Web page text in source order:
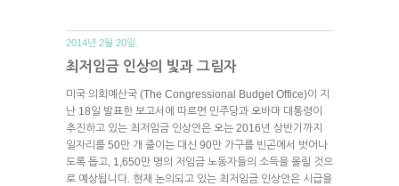
2014년 2월 20일.
최저임금 인상의 빛과 그림자
미국 의회예산국 (The Congressional Budget Office)이 지
난 18일 발표한 보고서에 따르면 민주당과 오바마 대통령이
추진하고 있는 최저임금 인상안은 오는 2016년 상반기까지
일자리를 50만 개 줄이는 대신 90만 가구를 빈곤에서 벗어나
도록 돕고, 1,650만 명의 저임금 노동자들의 소득을 올릴 것으
로 예상됩니다. 현재 논의되고 있는 최저임금 인상안은 시급을